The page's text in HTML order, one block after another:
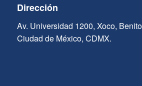
Dirección
Av. Universidad 1200, Xoco,
Ciudad de México, CDMX.